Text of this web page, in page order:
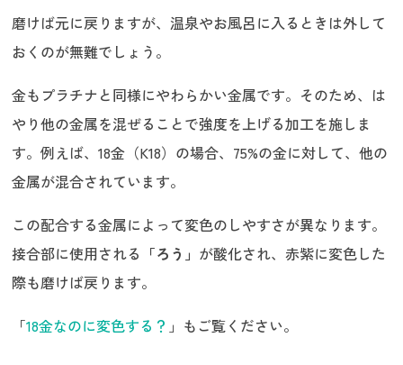
磨けば元に戻りますが、温泉やお風呂に入るときは外して
おくのが無難でしょう。
金もプラチナと同様にやわらかい金属です。そのため、は
やり他の金属を混ぜることで強度を上げる加工を施しま
す。例えば、18金（K18）の場合、75%の金に対して、他の
金属が混合されています。
この配合する金属によって変色のしやすさが異なります。
接合部に使用される 「ろう」 が酸化され、赤紫に変色した
際も磨けば戻ります。
「18金なのに変色する？ 」もご覧ください。